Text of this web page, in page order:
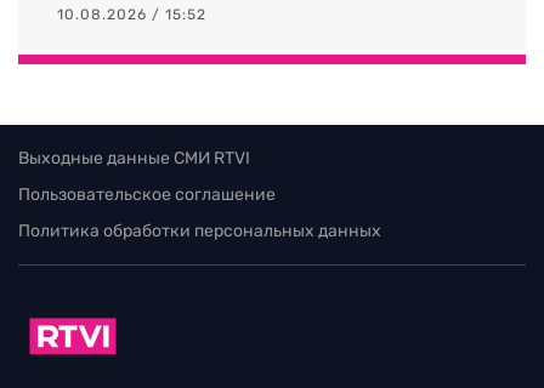
10.08.2026 / 15:52
Выходные данные СМИ RTVI
Пользовательское соглашение
Политика обработки персональных данных